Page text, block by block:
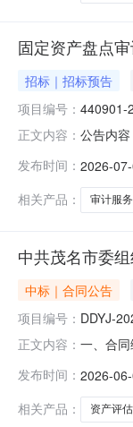
固定资产盘点
招标｜招标预告
项目编号： 440901-
正文内容： 公告内
发布时间： 2026-
相关产品：
审计服务
中共茂名市委
中标｜合同公告
项目编号： DDYJ-
正文内容： 一、合
动车鉴
发布时间： 2026-
相关产品：
资产评